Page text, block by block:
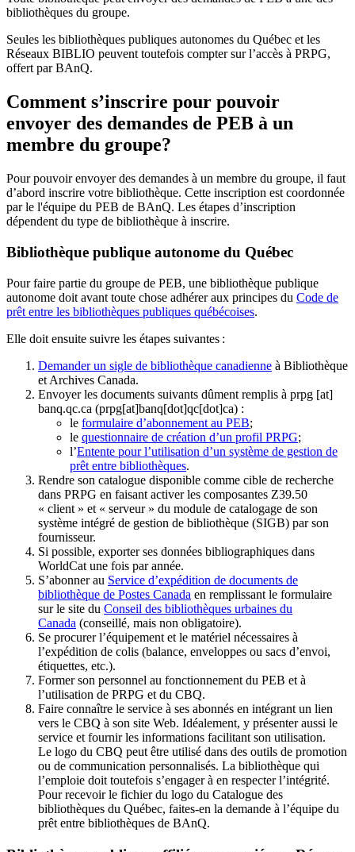
bibliothèques du groupe.
Seules les bibliothèques publiques autonomes du Québec et les
Réseaux BIBLIO peuvent toutefois compter sur l’accès à PRPG,
offert par BAnQ.
Comment s’inscrire pour pouvoir
envoyer des demandes de PEB à un
membre du groupe?
Pour pouvoir envoyer des demandes à un membre du groupe, il faut
d’abord inscrire votre bibliothèque. Cette inscription est coordonnée
par le l'équipe du PEB de BAnQ. Les étapes d’inscription
dépendent du type de bibliothèque à inscrire.
Bibliothèque publique autonome du Québec
Pour faire partie du groupe de PEB, une bibliothèque publique
autonome doit avant toute chose adhérer aux principes du Code de
prêt entre les bibliothèques publiques québécoises.
Elle doit ensuite suivre les étapes suivantes :
Demander un sigle de bibliothèque canadienne à Bibliothèque
et Archives Canada.
Envoyer les documents suivants dûment remplis à prpg [at]
banq.qc.ca (prpg[at]banq[dot]qc[dot]ca) :
le formulaire d’abonnement au PEB;
le questionnaire de création d’un profil PRPG;
l’Entente pour l’utilisation d’un système de gestion de
prêt entre bibliothèques.
Rendre son catalogue disponible comme cible de recherche
dans PRPG en faisant activer les composantes Z39.50
« client » et « serveur » du module de catalogage de son
système intégré de gestion de bibliothèque (SIGB) par son
fournisseur.
Si possible, exporter ses données bibliographiques dans
WorldCat une fois par année.
S’abonner au Service d’expédition de documents de
bibliothèque de Postes Canada en remplissant le formulaire
sur le site du Conseil des bibliothèques urbaines du
Canada (conseillé, mais non obligatoire).
Se procurer l’équipement et le matériel nécessaires à
l’expédition de colis (balance, enveloppes ou sacs d’envoi,
étiquettes, etc.).
Former son personnel au fonctionnement du PEB et à
l’utilisation de PRPG et du CBQ.
Faire connaître le service à ses abonnés en intégrant un lien
vers le CBQ à son site Web. Idéalement, y présenter aussi le
service et fournir les informations facilitant son utilisation.
Le logo du CBQ peut être utilisé dans des outils de promotion
ou de communication personnalisés. La bibliothèque qui
l’emploie doit toutefois s’engager à en respecter l’intégrité.
Pour recevoir le fichier du logo du Catalogue des
bibliothèques du Québec, faites-en la demande à l’équipe du
prêt entre bibliothèques de BAnQ.